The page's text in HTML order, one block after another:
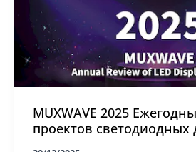
MUXWAVE 2025
проектов светодиодных